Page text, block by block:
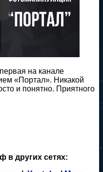
на канале
«Портал». Никакой
и понятно. Приятного
в других сетях: